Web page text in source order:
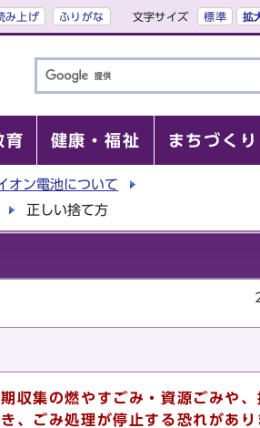
み上げ ふりがな 文字サイズ 標準 拡
育 健康・福祉 まちづくり
オン電池について
正しい捨て方
収集の燃やすごみ・資源ごみや、
、ごみ処理が停止する恐れがあり